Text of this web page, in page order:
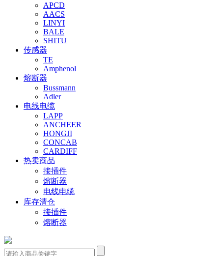
APCD
AACS
LINYI
BALE
SHITU
传感器
TE
Amphenol
熔断器
Bussmann
Adler
电线电缆
LAPP
ANCHEER
HONGJI
CONCAB
CARDIFF
热卖商品
接插件
熔断器
电线电缆
库存清仓
接插件
熔断器